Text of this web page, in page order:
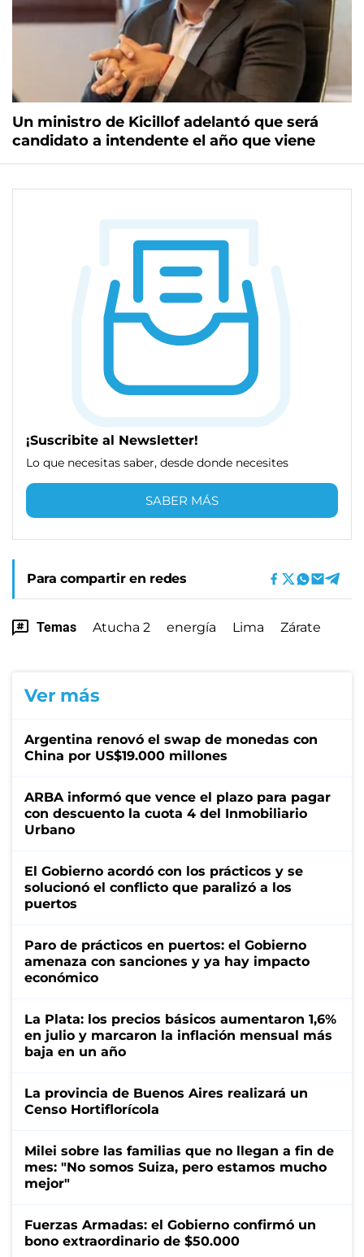
Un ministro de Kicillof adelantó que será
candidato a intendente el año que viene
¡Suscribite al Newsletter!
Lo que necesitas saber, desde donde necesites
SABER MÁS
Para compartir en redes
Temas Atucha 2 energía Lima Zárate
Ver más
Argentina renovó el swap de monedas con
China por US$19.000 millones
ARBA informó que vence el plazo para pagar
con descuento la cuota 4 del Inmobiliario
Urbano
El Gobierno acordó con los prácticos y se
solucionó el conflicto que paralizó a los
puertos
Paro de prácticos en puertos: el Gobierno
amenaza con sanciones y ya hay impacto
económico
La Plata: los precios básicos aumentaron 1,6%
en julio y marcaron la inflación mensual más
baja en un año
La provincia de Buenos Aires realizará un
Censo Hortiflorícola
Milei sobre las familias que no llegan a fin de
mes: "No somos Suiza, pero estamos mucho
mejor"
Fuerzas Armadas: el Gobierno confirmó un
bono extraordinario de $50.000